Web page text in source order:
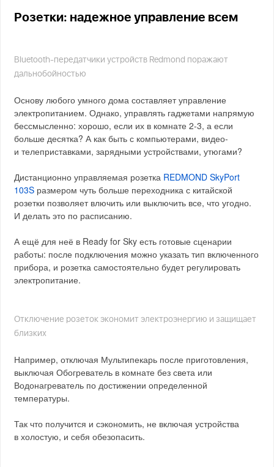
Розетки: надежное управление всем
Bluetooth-передатчики устройств Redmond поражают
дальнобойностью
Основу любого умного дома составляет управление
электропитанием. Однако, управлять гаджетами напрямую
бессмысленно: хорошо, если их в комнате 2-3, а если
больше десятка? А как быть с компьютерами, видео-
и телеприставками, зарядными устройствами, утюгами?
Дистанционно управляемая розетка REDMOND SkyPort
103S размером чуть больше переходника с китайской
розетки позволяет влючить или выключить все, что угодно.
И делать это по расписанию.
А ещё для неё в Ready for Sky есть готовые сценарии
работы: после подключения можно указать тип включенного
прибора, и розетка самостоятельно будет регулировать
электропитание.
Отключение розеток экономит электроэнергию и защищает
близких
Например, отключая Мультипекарь после приготовления,
выключая Обогреватель в комнате без света или
Водонагреватель по достижении определенной
температуры.
Так что получится и сэкономить, не включая устройства
в холостую, и себя обезопасить.